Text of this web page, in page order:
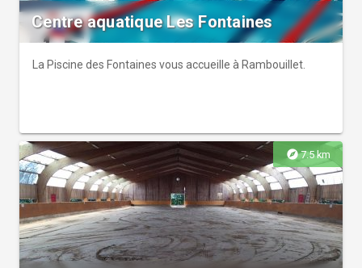
Centre aquatique Les Fontaines
La Piscine des Fontaines vous accueille à Rambouillet.
explore7.5 km